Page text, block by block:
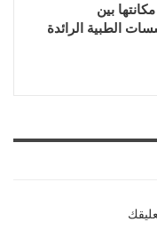
بين
الطبية الرائدة